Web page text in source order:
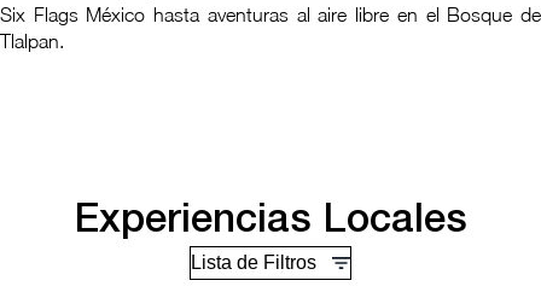
Six Flags México hasta aventuras al aire libre en el Bosque de
Tlalpan.
Experiencias Locales
Lista de Filtros